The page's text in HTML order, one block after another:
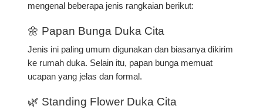
mengenal beberapa jenis rangkaian berikut:
🌼 Papan Bunga Duka Cita
Jenis ini paling umum digunakan dan biasanya dikirim
ke rumah duka. Selain itu, papan bunga memuat
ucapan yang jelas dan formal.
🌿 Standing Flower Duka Cita